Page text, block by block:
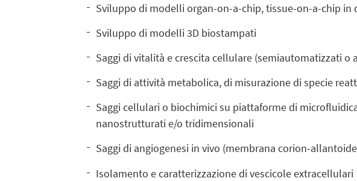
Sviluppo di modelli organ-on-a-chip, tissue-on-a-chip
Sviluppo di modelli 3D biostampati
Saggi di vitalità e crescita cellulare (semiautomatizzati o
Saggi di attività metabolica, di misurazione di specie
Saggi cellulari o biochimici su piattaforme di
nanostrutturati e/o tridimensionali
Saggi di angiogenesi in vivo (membrana corion-
Isolamento e caratterizzazione di vescicole extracellulari